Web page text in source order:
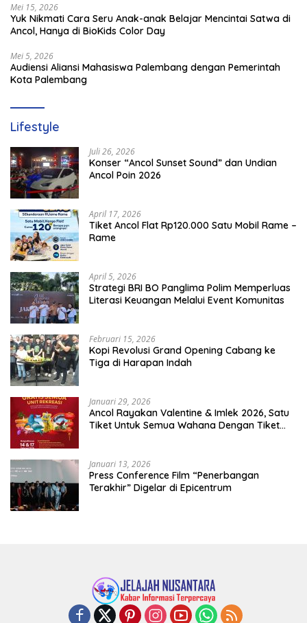
Mei 15, 2026
Yuk Nikmati Cara Seru Anak-anak Belajar Mencintai Satwa di
Ancol, Hanya di BioKids Color Day
Mei 5, 2026
Audiensi Aliansi Mahasiswa Palembang dengan Pemerintah
Kota Palembang
Lifestyle
Juli 26, 2026
Konser “Ancol Sunset Sound” dan Undian
Ancol Poin 2026
April 17, 2026
Tiket Ancol Flat Rp120.000 Satu Mobil Rame –
Rame
April 5, 2026
​Strategi BRI BO Panglima Polim Memperluas
Literasi Keuangan Melalui Event Komunitas
Februari 15, 2026
Kopi Revolusi Grand Opening Cabang ke
Tiga di Harapan Indah
Januari 29, 2026
Ancol Rayakan Valentine & Imlek 2026, Satu
Tiket Untuk Semua Wahana Dengan Tiket
Januari 13, 2026
Press Conference Film “Penerbangan
Terakhir” Digelar di Epicentrum